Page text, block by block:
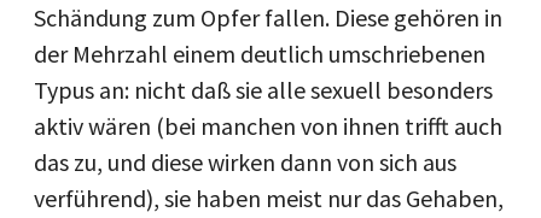
Schändung zum Opfer fallen. Diese gehören in
der Mehrzahl einem deutlich umschriebenen
Typus an: nicht daß sie alle sexuell besonders
aktiv wären (bei manchen von ihnen trifft auch
das zu, und diese wirken dann von sich aus
verführend), sie haben meist nur das Gehaben,